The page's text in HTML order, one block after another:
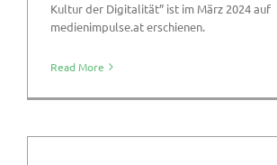
Kultur der Digitalität” ist im März 2024 auf
medienimpulse.at erschienen.
Read More